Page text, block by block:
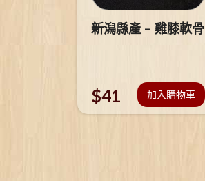
新潟縣產 – 雞膝軟骨
$41 加入購物車